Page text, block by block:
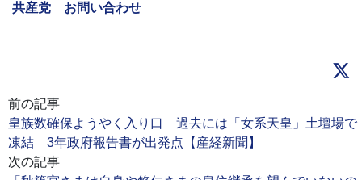
共産党 お問い合わせ
前の記事
皇族数確保ようやく入り口 過去には「女系天皇」土壇場で
凍結 3年政府報告書が出発点【産経新聞】
次の記事